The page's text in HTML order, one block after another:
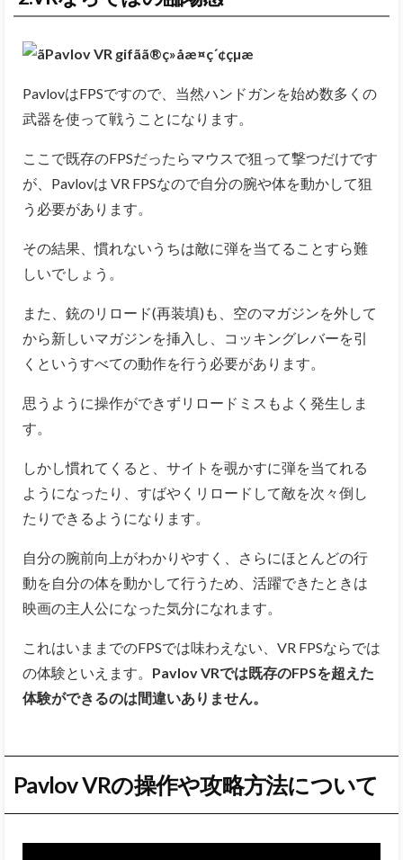
PavlovはFPSですので、当然ハンドガンを始め数多くの
武器を使って戦うことになります。
ここで既存のFPSだったらマウスで狙って撃つだけです
が、Pavlovは VR FPSなので自分の腕や体を動かして狙
う必要があります。
その結果、慣れないうちは敵に弾を当てることすら難
しいでしょう。
また、銃のリロード(再装填)も、空のマガジンを外して
から新しいマガジンを挿入し、コッキングレバーを引
くというすべての動作を行う必要があります。
思うように操作ができずリロードミスもよく発生しま
す。
しかし慣れてくると、サイトを覗かすに弾を当てれる
ようになったり、すばやくリロードして敵を次々倒し
たりできるようになります。
自分の腕前向上がわかりやすく、さらにほとんどの行
動を自分の体を動かして行うため、活躍できたときは
映画の主人公になった気分になれます。
これはいままでのFPSでは味わえない、VR FPSならでは
の体験といえます。 Pavlov VRでは既存のFPSを超えた
体験ができるのは間違いありません。
Pavlov VRの操作や攻略方法について